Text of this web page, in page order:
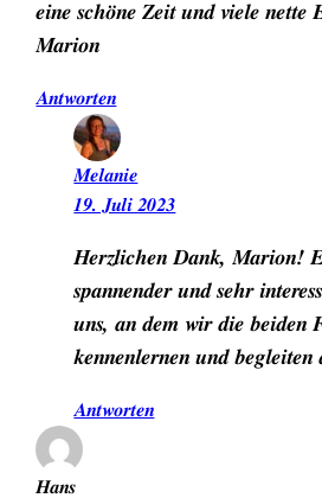
eine schöne Zeit und viele nette
Marion
Antworten
Melanie
19. Juli 2023
Herzlichen Dank, Marion!
spannender und sehr
uns, an dem wir die beiden
kennenlernen und begleiten
Antworten
Hans